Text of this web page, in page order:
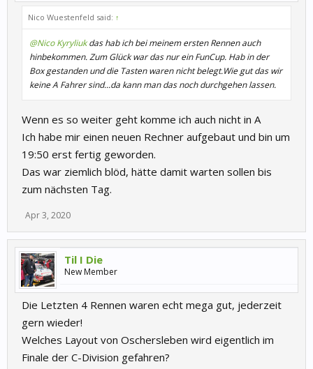
Nico Wuestenfeld said: ↑
@Nico Kyryliukdas hab ich bei meinem ersten Rennen auch
hinbekommen. Zum Glück war das nur ein FunCup. Hab in der
Box gestanden und die Tasten waren nicht belegt.Wie gut das wir
keine A Fahrer sind...da kann man das noch durchgehen lassen.
Wenn es so weiter geht komme ich auch nicht in A
Ich habe mir einen neuen Rechner aufgebaut und bin um
19:50 erst fertig geworden.
Das war ziemlich blöd, hätte damit warten sollen bis
zum nächsten Tag.
Apr 3, 2020
Til I Die
New Member
Die Letzten 4 Rennen waren echt mega gut, jederzeit
gern wieder!
Welches Layout von Oschersleben wird eigentlich im
Finale der C-Division gefahren?